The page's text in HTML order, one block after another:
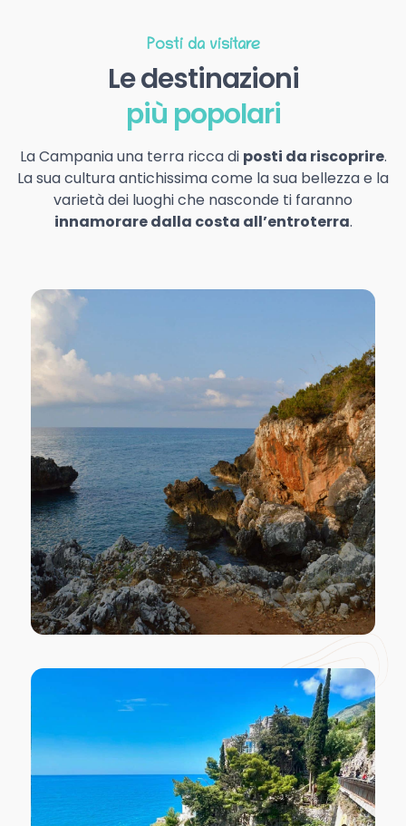
Posti da visitare
Le destinazioni
più popolari
La Campania una terra ricca di posti da riscoprire.
La sua cultura antichissima come la sua bellezza e la
varietà dei luoghi che nasconde ti faranno
innamorare dalla costa all’entroterra.